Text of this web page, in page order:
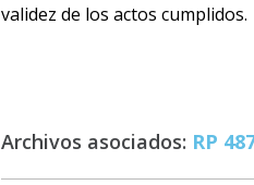
validez de los actos cumplidos.
Archivos asociados: RP